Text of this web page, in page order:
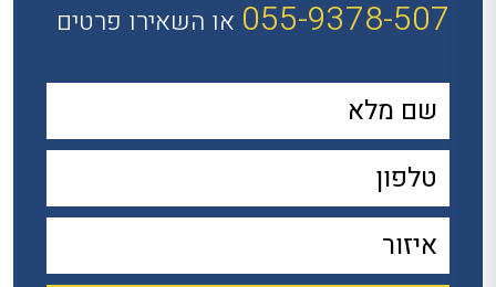
055-9378-507 או השאירו פרטים